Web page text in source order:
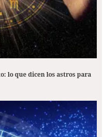
lo que dicen los astros para